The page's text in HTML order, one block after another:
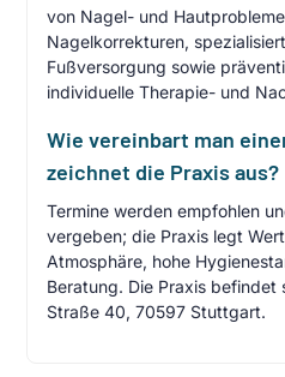
von Nagel- und
Nagelkorrekturen,
Fußversorgung sowie
individuelle Therapie- und
Wie vereinbart man
zeichnet die Praxis aus?
Termine werden empfohlen
vergeben; die Praxis legt
Atmosphäre, hohe
Beratung. Die Praxis befindet
Straße 40, 70597 Stuttgart.